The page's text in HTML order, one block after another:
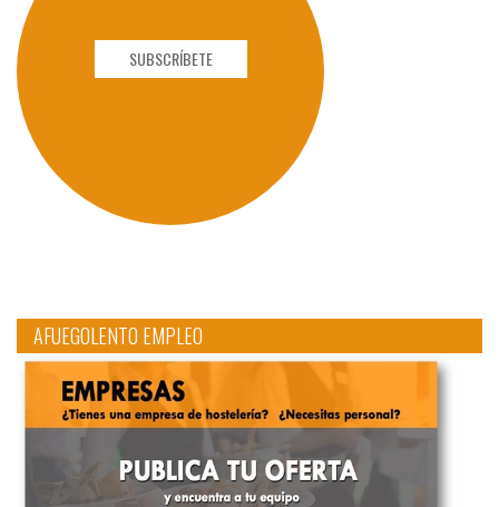
SUBSCRÍBETE
AFUEGOLENTO EMPLEO